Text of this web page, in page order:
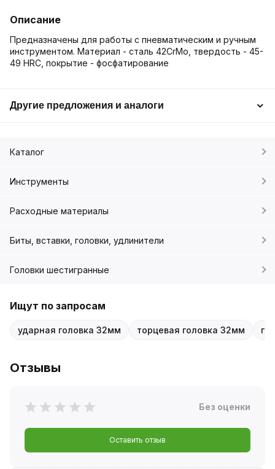
Описание
Предназначены для работы с пневматическим и ручным
инструментом. Материал - сталь 42CrMo, твердость - 45-
49 HRC, покрытие - фосфатирование
Другие предложения и аналоги
Каталог
Инструменты
Расходные материалы
Биты, вставки, головки, удлинители
Головки шестигранные
Ищут по запросам
ударная головка 32мм торцевая головка 32мм
Отзывы
Без оценки
Оставить отзыв